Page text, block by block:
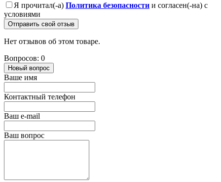
Я прочитал(-а) Политика безопасности и согласен(-на) с
условиями
Отправить свой отзыв
Нет отзывов об этом товаре.
Вопросов: 0
Новый вопрос
Ваше имя
Контактный телефон
Ваш e-mail
Ваш вопрос